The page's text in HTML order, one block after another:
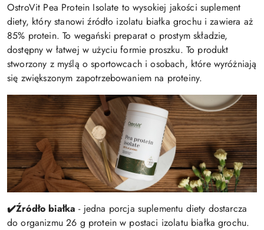
OstroVit Pea Protein Isolate to wysokiej jakości suplement
diety, który stanowi źródło izolatu białka grochu i zawiera aż
85% protein. To wegański preparat o prostym składzie,
dostępny w łatwej w użyciu formie proszku. To produkt
stworzony z myślą o sportowcach i osobach, które wyróżniają
się zwiększonym zapotrzebowaniem na proteiny.
✔️Źródło białka - jedna porcja suplementu diety dostarcza
do organizmu 26 g protein w postaci izolatu białka grochu.